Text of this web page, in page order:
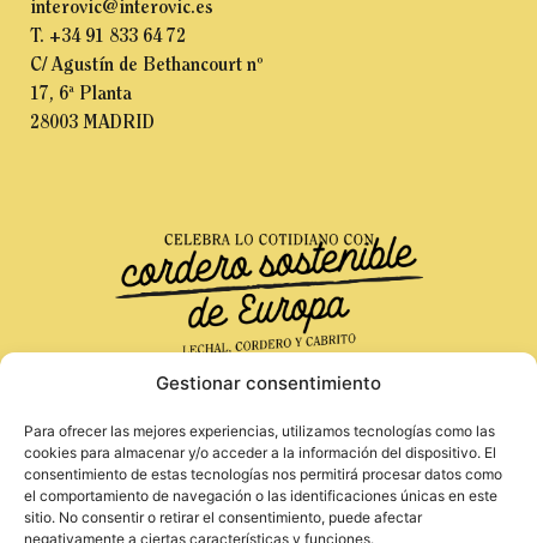
Gestionar consentimiento
Para ofrecer las mejores experiencias, utilizamos tecnologías como las
cookies para almacenar y/o acceder a la información del dispositivo. El
consentimiento de estas tecnologías nos permitirá procesar datos como
el comportamiento de navegación o las identificaciones únicas en este
sitio. No consentir o retirar el consentimiento, puede afectar
negativamente a ciertas características y funciones.
interovic@interovic.es
T. +34 91 833 64 72
C/ Agustín de Bethancourt nº
17, 6ª Planta
28003 MADRID
Financiado por la Unión Europea. Las opiniones
y puntos de vista expresados solo comprometen a
su(s) autor(es) y no reflejan necesariamente los
de la Unión Europea o de la Agencia Ejecutiva
Europea de Investigación (REA). Ni la Unión
Aviso Legal
Política de Privacidad
Política de Cookies